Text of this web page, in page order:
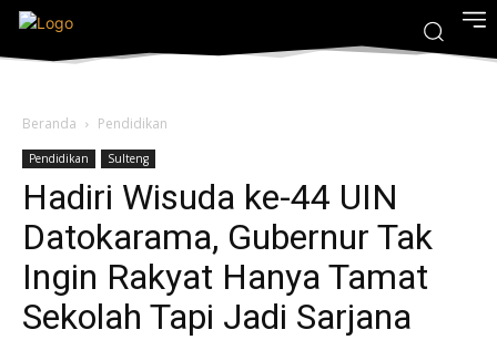
Beranda Pendidikan
Pendidikan Sulteng
Hadiri Wisuda ke-44 UIN
Datokarama, Gubernur Tak
Ingin Rakyat Hanya Tamat
Sekolah Tapi Jadi Sarjana